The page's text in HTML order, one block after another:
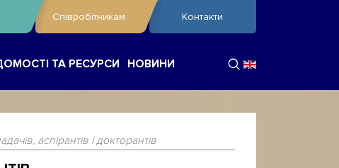
Співробітникам Контакти
ТА РЕСУРСИ НОВИНИ
аспірантів і докторантів